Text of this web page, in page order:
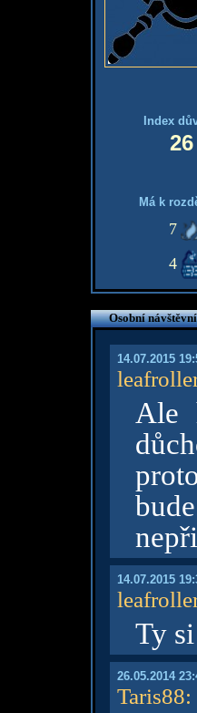
Index
26
Má k
7
4
Osobní
14.07.2015
Ale
14.07.2015
Ty
26.05.2014
Taris88: